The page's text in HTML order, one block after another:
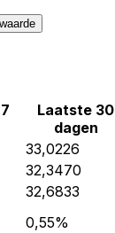
Laatste 30
dagen
33,0226
32,3470
32,6833
0,55%